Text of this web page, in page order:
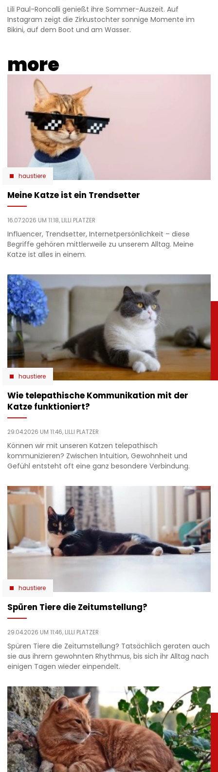
Lili Paul-Roncalli genießt ihre Sommer-Auszeit. Auf
Instagram zeigt die Zirkustochter sonnige Momente im
Bikini, auf dem Boot und am Wasser.
more
haustiere
Meine Katze ist ein Trendsetter
16.07.2026 UM 11:18, LILLI PLATZER
Influencer, Trendsetter, Internetpersönlichkeit – diese
Begriffe gehören mittlerweile zu unserem Alltag. Meine
Katze ist alles in einem.
haustiere
Wie telepathische Kommunikation mit der
Katze funktioniert?
29.04.2026 UM 11:46, LILLI PLATZER
Können wir mit unseren Katzen telepathisch
kommunizieren? Zwischen Intuition, Gewohnheit und
Gefühl entsteht oft eine ganz besondere Verbindung.
haustiere
Spüren Tiere die Zeitumstellung?
29.04.2026 UM 11:46, LILLI PLATZER
Spüren Tiere die Zeitumstellung? Tatsächlich geraten auch
sie aus ihrem gewohnten Rhythmus, bis sich ihr Alltag nach
einigen Tagen wieder einpendelt.